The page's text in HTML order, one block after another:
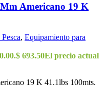
Americano 19 K
, Equipamiento para
$ 693.50El precio actual
19 K 41.1lbs 100mts.